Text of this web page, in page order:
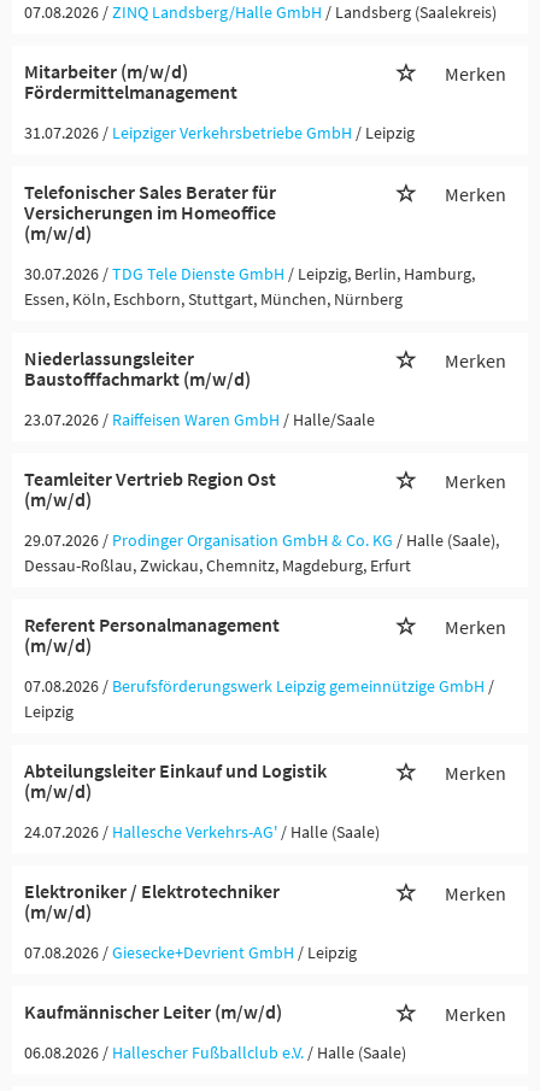
07.08.2026 /ZINQ Landsberg/Halle GmbH / Landsberg (Saalekreis)
Mitarbeiter (m/w/d)
Fördermittelmanagement
Merken
31.07.2026 / Leipziger Verkehrsbetriebe GmbH / Leipzig
Telefonischer Sales Berater für
Versicherungen im Homeoffice
(m/w/d)
Merken
30.07.2026 /TDG Tele Dienste GmbH / Leipzig, Berlin, Hamburg,
Essen, Köln, Eschborn, Stuttgart, München, Nürnberg
Niederlassungsleiter
Baustofffachmarkt (m/w/d)
Merken
23.07.2026 / Raiffeisen Waren GmbH / Halle/Saale
Teamleiter Vertrieb Region Ost
(m/w/d)
Merken
29.07.2026 / Prodinger Organisation GmbH & Co. KG / Halle (Saale),
Dessau-Roßlau, Zwickau, Chemnitz, Magdeburg, Erfurt
Referent Personalmanagement
(m/w/d)
Merken
07.08.2026 / Berufsförderungswerk Leipzig gemeinnützige GmbH /
Leipzig
Abteilungsleiter Einkauf und Logistik
(m/w/d)
Merken
24.07.2026 / Hallesche Verkehrs-AG' / Halle (Saale)
Elektroniker / Elektrotechniker
(m/w/d)
Merken
07.08.2026 /Giesecke+Devrient GmbH / Leipzig
Kaufmännischer Leiter (m/w/d) Merken
06.08.2026 / Hallescher Fußballclub e.V. / Halle (Saale)